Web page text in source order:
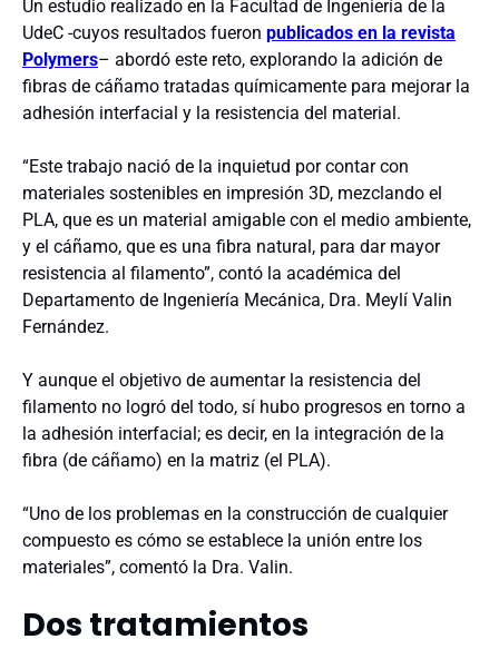
Un estudio realizado en la Facultad de Ingeniería de la
UdeC -cuyos resultados fueron publicados en la revista
Polymers– abordó este reto, explorando la adición de
fibras de cáñamo tratadas químicamente para mejorar la
adhesión interfacial y la resistencia del material.
“Este trabajo nació de la inquietud por contar con
materiales sostenibles en impresión 3D, mezclando el
PLA, que es un material amigable con el medio ambiente,
y el cáñamo, que es una fibra natural, para dar mayor
resistencia al filamento”, contó la académica del
Departamento de Ingeniería Mecánica, Dra. Meylí Valin
Fernández.
Y aunque el objetivo de aumentar la resistencia del
filamento no logró del todo, sí hubo progresos en torno a
la adhesión interfacial; es decir, en la integración de la
fibra (de cáñamo) en la matriz (el PLA).
“Uno de los problemas en la construcción de cualquier
compuesto es cómo se establece la unión entre los
materiales”, comentó la Dra. Valin.
Dos tratamientos